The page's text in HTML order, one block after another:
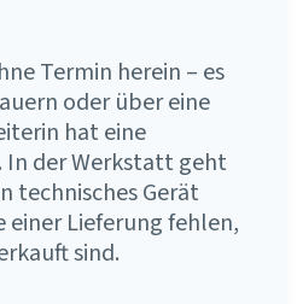
Termin herein – es
oder über eine
hat eine
In der Werkstatt geht
technisches Gerät
Lieferung fehlen,
sind.